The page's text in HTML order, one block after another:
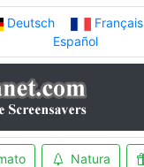
Deutsch Français
Español
Natura